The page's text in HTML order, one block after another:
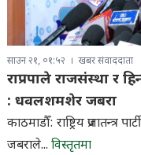
साउन २१, ०१:५२ खबर संवाददाता
राप्रपाले राजसंस्था र
: धवलशमशेर जबरा
काठमाडौँ: राष्ट्रिय प्रजातन्त्र
जबराले... विस्तृतमा